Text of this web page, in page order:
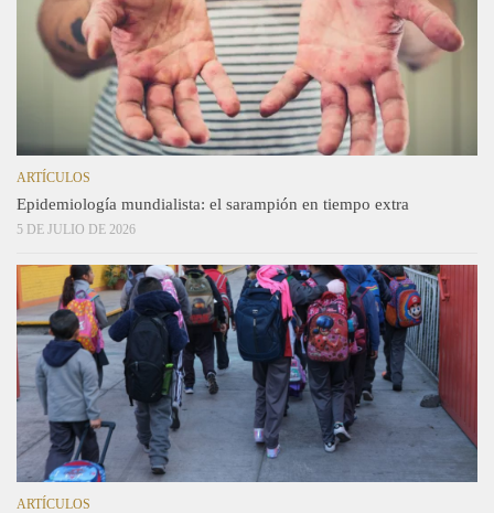
ARTÍCULOS
Epidemiología mundialista: el sarampión en tiempo extra
5 DE JULIO DE 2026
ARTÍCULOS